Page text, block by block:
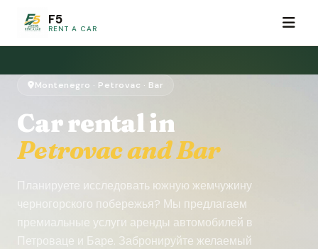
F5
RENT A CAR
Montenegro · Petrovac · Bar
Car rental in
Petrovac and Bar
Планируете исследовать южную жемчужину
черногорского побережья? Мы предлагаем
премиальные услуги аренды автомобилей в
Петроваце и Баре. Забронируйте желаемый